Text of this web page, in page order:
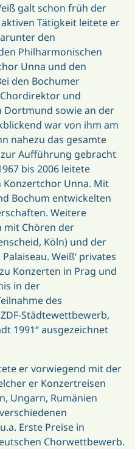
galt schon früh der
Tätigkeit leitete er
den
Philharmonischen
Unna und den
den Bochumer
und
sowie an der
war von ihm am
nahezu das gesamte
Aufführung gebracht
bis 2006 leitete
Konzertchor Unna. Mit
Bochum entwickelten
Weitere
mit Chören der
Köln) und der
Weiß‘ privates
Konzerten in Prag und
in der
des
Städtewettbewerb,
1991“ ausgezeichnet
er vorwiegend mit der
er Konzertreisen
Ungarn, Rumänien
Erste Preise in
Chorwettbewerb.